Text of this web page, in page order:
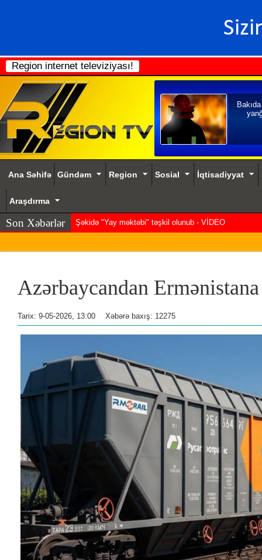
Region internet televiziyası!
Ana Səhifə Gündəm Region Sosial İqtisadiyyat
Araşdırma
Son Xəbərlər Şəkidə "Yay məktəbi" təşkil olunub - VİDEO
Azərbaycandan
Tarix: 9-05-2026, 13:00 Xəbərə baxış: 12275